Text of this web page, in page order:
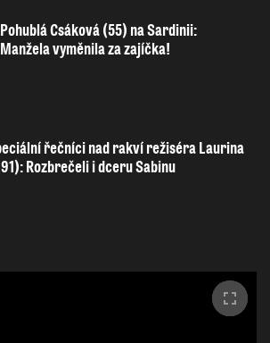
Pohublá Csáková (55) na Sardinii:
Manžela vyměnila za zajíčka!
řečníci nad rakví režiséra Laurina
Rozbrečeli i dceru Sabinu